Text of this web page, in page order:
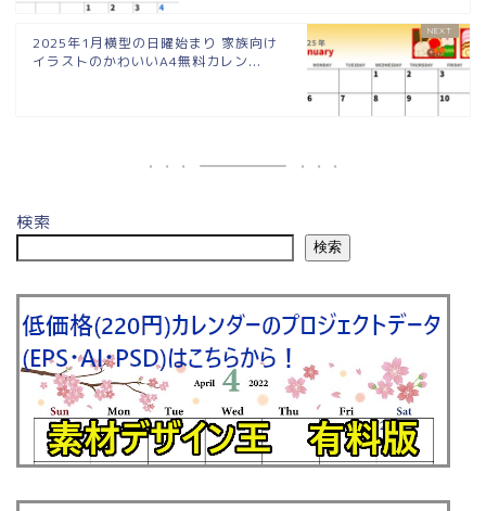
2025年1月横型の日曜始まり 家族向け
イラストのかわいいA4無料カレン...
検索
検索